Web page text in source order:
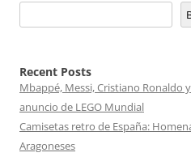
Recent Posts
Mbappé, Messi, Cristiano Ronaldo
anuncio de LEGO Mundial
Camisetas retro de España:
Aragoneses